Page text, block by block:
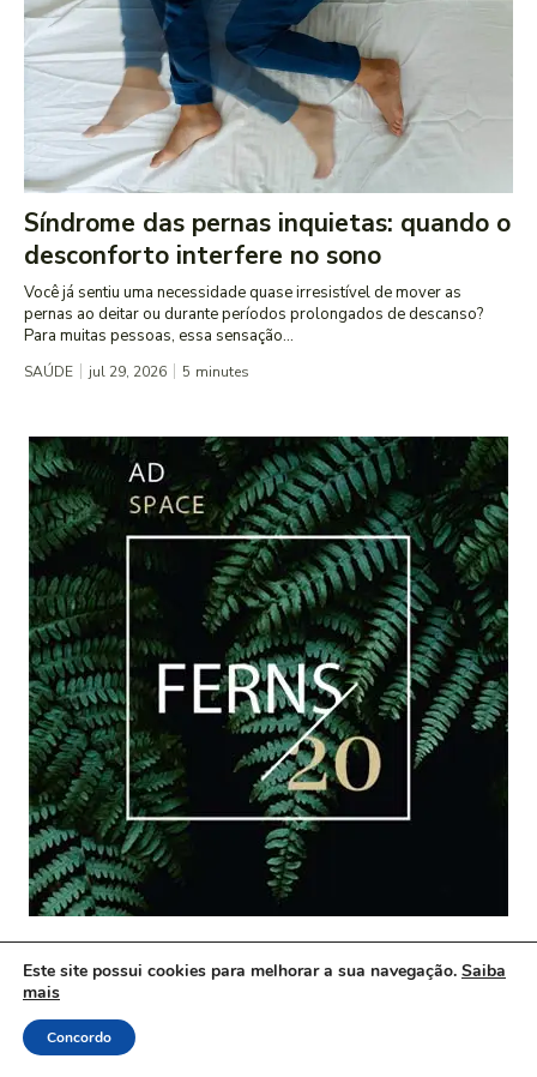
Síndrome das pernas inquietas: quando o
desconforto interfere no sono
Você já sentiu uma necessidade quase irresistível de mover as
pernas ao deitar ou durante períodos prolongados de descanso?
Para muitas pessoas, essa sensação...
SAÚDE jul 29, 2026 5 minutes
Páginas
Este site possui cookies para melhorar a sua navegação. Saiba
mais
Concordo